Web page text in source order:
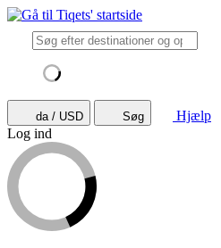
da / USD Søg
Hjælp
Log ind